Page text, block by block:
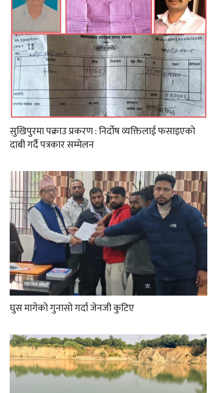
सुखिपुरमा पक्राउ प्रकरण : निर्दोष व्यक्तिलाई फसाइएको
दाबी गर्दै पत्रकार सम्मेलन
घुस मागेको गुनासो गर्दा जेनजी कुटिए